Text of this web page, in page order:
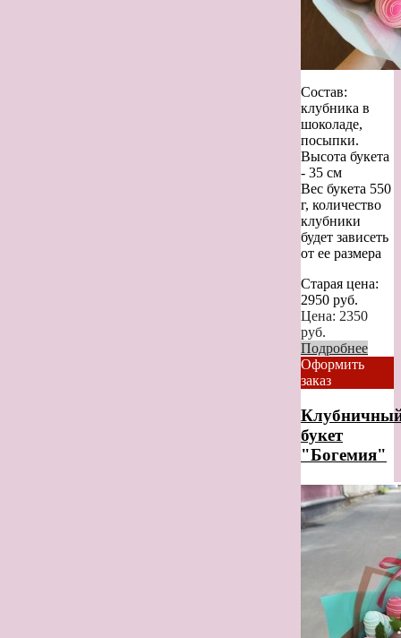
Состав:
клубника в
шоколаде,
посыпки.
Высота букета
- 35 см
Вес букета 550
г, количество
клубники
будет зависеть
от ее размера
Старая цена:
2950 руб.
Цена: 2350
руб.
Подробнее
Оформить
заказ
букет
"Богемия"